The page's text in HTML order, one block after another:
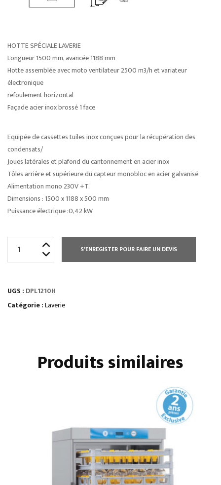
HOTTE SPÉCIALE LAVERIE
Longueur 1500 mm, avancée 1188 mm
Hotte assemblée avec moto ventilateur 2500 m3/h et variateur
électronique
refoulement horizontal
Façade acier inox brossé 1 face
Equipée de cassettes tuiles inox conçues pour la récupération des
condensats/
Joues latérales et plafond du cantonnement en acier inox
Tôles arrière et supérieure du capteur monobloc en acier galvanisé
Alimentation mono 230V +T.
Dimensions : 1500 x 1188 x 500 mm
Puissance électrique :0,42 kW
LAVERIE
S'ENREGISTER POUR FAIRE UN DEVIS
UGS : DPL1210H
Catégorie :Laverie
Produits similaires